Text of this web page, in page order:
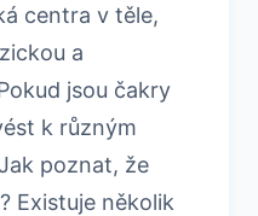
centra v těle,
a
jsou čakry
k různým
poznat, že
Existuje několik